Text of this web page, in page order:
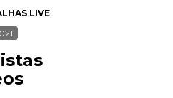
LIVE